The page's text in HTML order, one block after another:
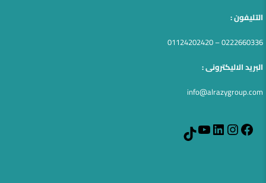
التليفون :
0222660336 – 01124202420
البريد الاليكترونى :
info@alrazygroup.com
Facebook
Instagram
LinkedIn
YouTube